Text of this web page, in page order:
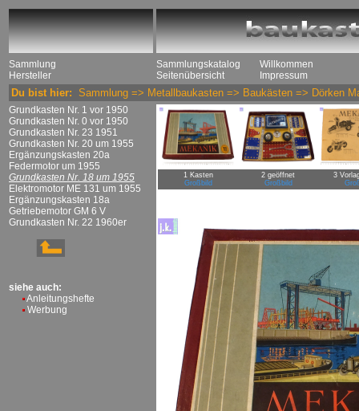
Sammlung
Hersteller
Sammlungskatalog
Seitenübersicht
Willkommen
Impressum
Du bist hier: Sammlung => Metallbaukasten => Baukästen => Dörken
Grundkasten Nr. 1 vor 1950
Grundkasten Nr. 0 vor 1950
Grundkasten Nr. 23 1951
Grundkasten Nr. 20 um 1955
Ergänzungskasten 20a
Federmotor um 1955
Grundkasten Nr. 18 um 1955
Elektromotor ME 131 um 1955
Ergänzungskasten 18a
Getriebemotor GM 6 V
Grundkasten Nr. 22 1960er
siehe auch:
Anleitungshefte
Werbung
1 Kasten
Großbild
2 geöffnet
Großbild
3